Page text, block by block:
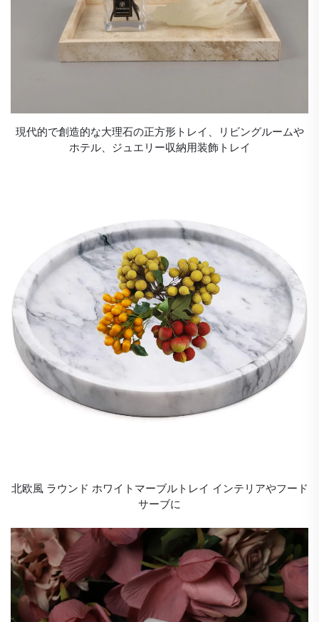
現代的で創造的な大理石の正方形トレイ、リビングルームや
ホテル、ジュエリー収納用装飾トレイ
北欧風 ラウンド ホワイトマーブルトレイ インテリアやフード
サーブに